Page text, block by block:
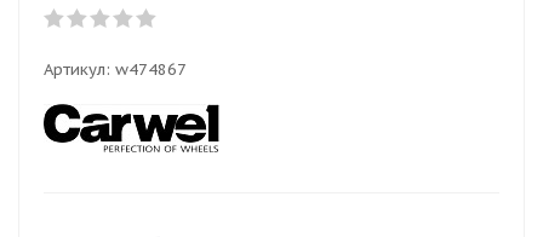
Артикул: w474867